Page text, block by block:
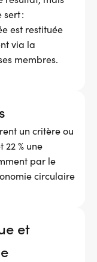
sert :
est restituée
via la
membres.
un critère ou
% une
par le
circulaire
et